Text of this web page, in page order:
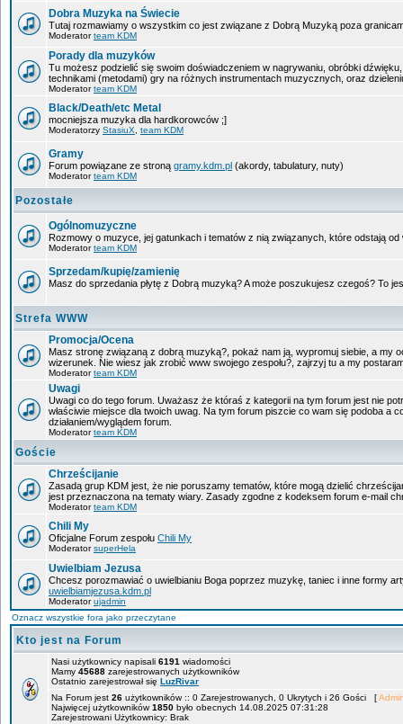
Dobra Muzyka na Świecie
Tutaj rozmawiamy o wszystkim co jest związane z Dobrą Muzyką poza
Moderatorteam KDM
Porady dla muzyków
Tu możesz podzielić się swoim doświadczeniem w nagrywaniu, obróbki
technikami (metodami) gry na różnych instrumentach muzycznych, oraz
Moderatorteam KDM
Black/Death/etc Metal
mocniejsza muzyka dla hardkorowców ;]
Moderatorzy StasiuX team KDM
Gramy
Forum powiązane ze stroną gramy.kdm.pl (akordy, tabulatury, nuty)
Moderatorteam KDM
Pozostałe
Ogólnomuzyczne
Rozmowy o muzyce, jej gatunkach i tematów z nią związanych, które odstają od
Moderatorteam KDM
Sprzedam/kupię/zamienię
Masz do sprzedania płytę z Dobrą muzyką? A może poszukujesz czegoś? To
Strefa WWW
Promocja/Ocena
Masz stronę związaną z dobrą muzyką?, pokaż nam ją, wypromuj siebie, a my
wizerunek. Nie wiesz jak zrobić www swojego zespołu?, zajrzyj tu a my
Moderatorteam KDM
Uwagi
Uwagi co do tego forum. Uważasz że któraś z kategorii na tym forum jest nie
właściwie miejsce dla twoich uwag. Na tym forum piszcie co wam się podoba a
działaniem/wyglądem forum.
Moderatorteam KDM
Goście
Chrześcijanie
Zasadą grup KDM jest, że nie poruszamy tematów, które mogą dzielić
jest przeznaczona na tematy wiary. Zasady zgodne z kodeksem forum e-mail
Moderatorteam KDM
Chili My
Oficjalne Forum zespołu Chili My
ModeratorsuperHela
Uwielbiam Jezusa
Chcesz porozmawiać o uwielbianiu Boga poprzez muzykę, taniec i inne formy
uwielbiamjezusa.kdm.pl
Moderatorujadmin
Oznacz wszystkie fora jako przeczytane
Kto jest na Forum
Nasi użytkownicy napisali 6191 wiadomości
Mamy 45688 zarejestrowanych użytkowników
Ostatnio zarejestrował się LuzRivar
Na Forum jest 26 użytkowników :: 0 Zarejestrowanych, 0 Ukrytych i 26 Gości [
Najwięcej użytkowników1850 było obecnych 14.08.2025 07:31:28
Zarejestrowani Użytkownicy: Brak